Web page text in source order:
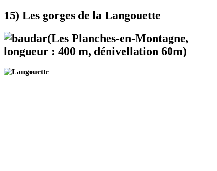
15) Les gorges de la Langouette
(Les Planches-en-Montagne,
longueur : 400 m, dénivellation 60m)